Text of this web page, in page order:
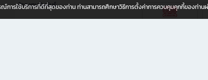
นักลงทุนสัมพันธ์
การใช้บริการที่ดีที่สุดของท่าน ท่านสามารถศึกษาวิธีการตั้งค่าการควบคุมคุกกี้ของท่าน